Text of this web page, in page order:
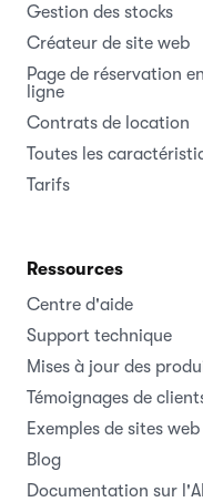
Gestion des stocks
Créateur de site web
Page de réservation en
ligne
Contrats de location
Toutes les
Tarifs
Ressources
Centre d'aide
Support technique
Mises à jour des
Témoignages de
Exemples de sites web
Blog
Documentation sur